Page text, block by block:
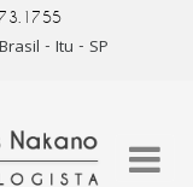
- Itu - SP